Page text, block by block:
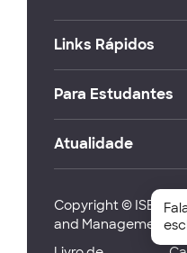
Links Rápidos
Para Estudantes
Atualidade
Copyright © ISEG
and Management